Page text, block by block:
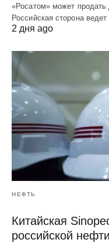
«Росатом» может
Российская сторона
2 дня ago
НЕФТЬ
Китайская
российской нефти